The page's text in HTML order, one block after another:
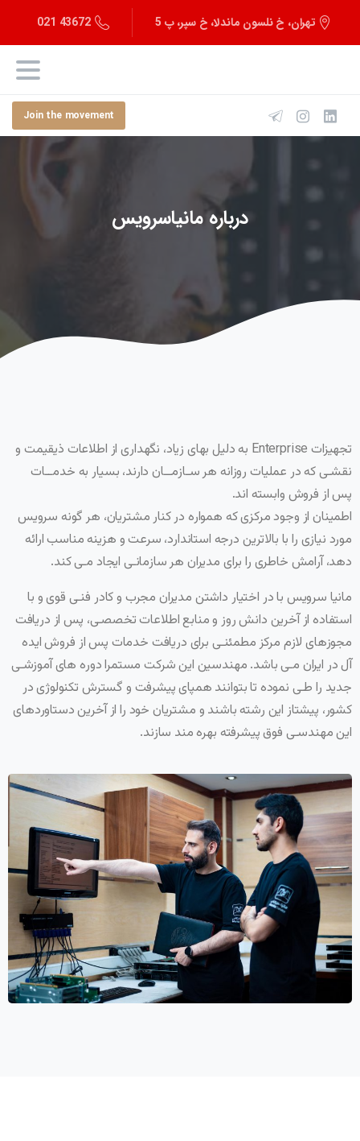
تهران، خ نلسون ماندلا، خ سپر، پ 5 43672 021
Join the movement
درباره مانیاسرویس
تجهیزات Enterprise به دلیل بهای زیاد، نگهداری از اطلاعات ذیقیمت و
نقشـی که در عملیات روزانه هر سـازمــان دارند، بسیار به خدمــات
پس از فروش وابسته اند.
اطمینان از وجود مرکزی که همواره در کنار مشتریان، هر گونه سرویس
مورد نیازی را با بالاترین درجه استاندارد، سرعت و هزینه مناسب ارائه
دهد، آرامش خاطری را برای مدیران هر سازمانـی ایجاد مـی کند.
مانیا سرویس با در اختیار داشتن مدیران مجرب و کادر فنـی قوی و با
استفاده از آخرین دانش روز و منابع اطلاعات تخصصـی، پس از دریافت
مجوزهای لازم مرکز مطمئنـی برای دریافت خدمات پس از فروش ایده
آل در ایران مـی باشد. مهندسین این شرکت مستمرا دوره های آموزشـی
جدید را طـی نموده تا بتوانند همپای پیشرفت و گسترش تکنولوژی در
کشور، پیشتاز این رشته باشند و مشتریان خود را از آخرین دستاوردهای
این مهندسـی فوق پیشرفته بهره مند سازند.